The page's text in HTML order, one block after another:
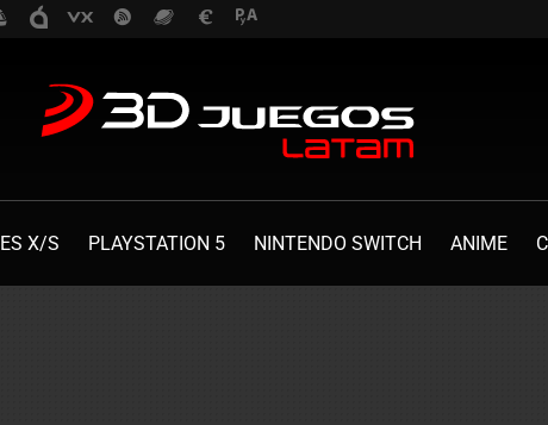
X/S PLAYSTATION 5 NINTENDO SWITCH ANIME